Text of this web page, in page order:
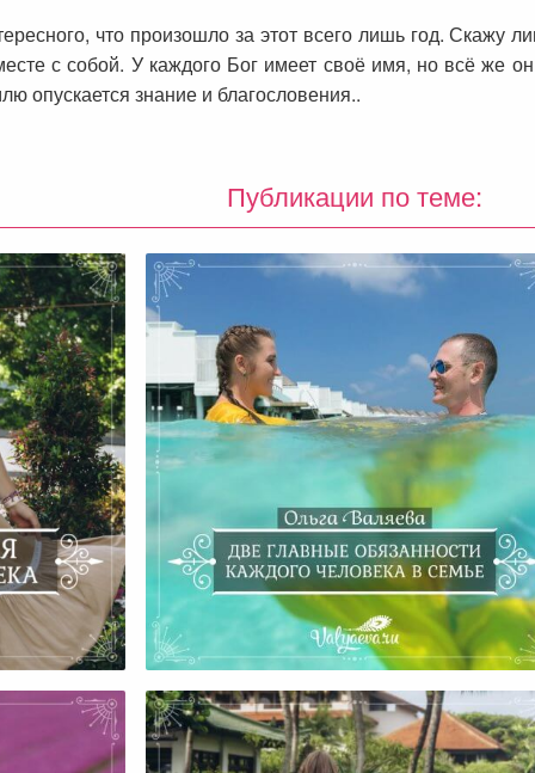
что произошло за этот всего лишь год. Скажу
с собой. У каждого Бог имеет своё имя, но всё же
опускается знание и благословения..
Публикации по теме:
Две Главные Обязанности
Каждого Человека В Семье